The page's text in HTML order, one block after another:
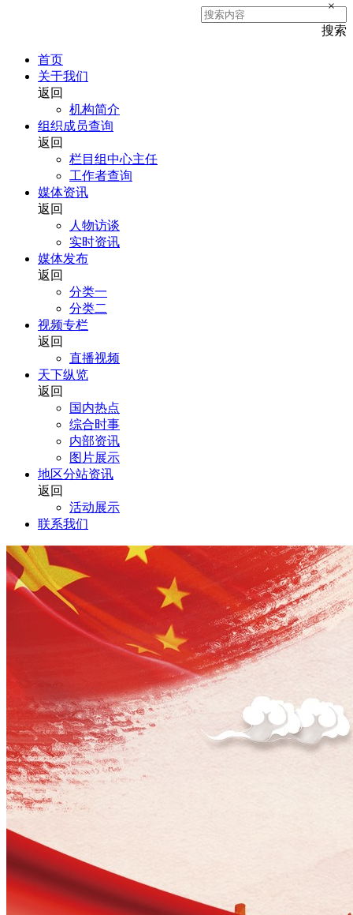
搜索
首页
关于我们
返回
机构简介
组织成员查询
返回
栏目组中心主任
工作者查询
媒体资讯
返回
人物访谈
实时资讯
媒体发布
返回
分类一
分类二
视频专栏
返回
直播视频
天下纵览
返回
国内热点
综合时事
内部资讯
图片展示
地区分站资讯
返回
活动展示
联系我们
×